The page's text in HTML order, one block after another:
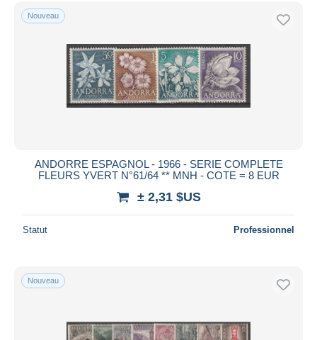
Uniquement en réduction
Livraison gratuite
Méthodes de paiement
PayPal
Virement bancaire
iDeal
Nouveau
ANDORRE ESPAGNOL - 1966 - SERIE COMPLETE
FLEURS YVERT N°61/64 ** MNH - COTE = 8 EUR
± 2,31 $US
Statut Professionnel
Nouveau